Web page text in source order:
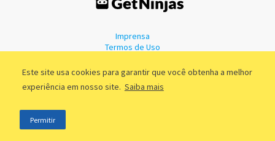
Este site usa cookies para garantir que você obtenha a melhor
experiência em nosso site. Saiba mais
Permitir
Imprensa
Termos de Uso
©2011 - 2026, GetNinjas LTDA. CNPJ 55.744.877/0001-89 - Rua Dr.
Fernandes Coelho, 85 - 3º andar - São Paulo/SP - Brasil